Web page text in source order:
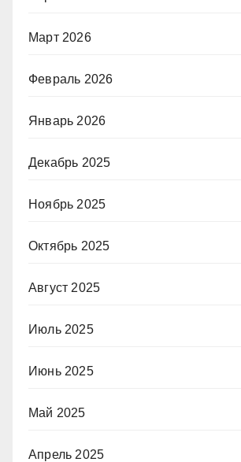
Март 2026
Февраль 2026
Январь 2026
Декабрь 2025
Ноябрь 2025
Октябрь 2025
Август 2025
Июль 2025
Июнь 2025
Май 2025
Апрель 2025